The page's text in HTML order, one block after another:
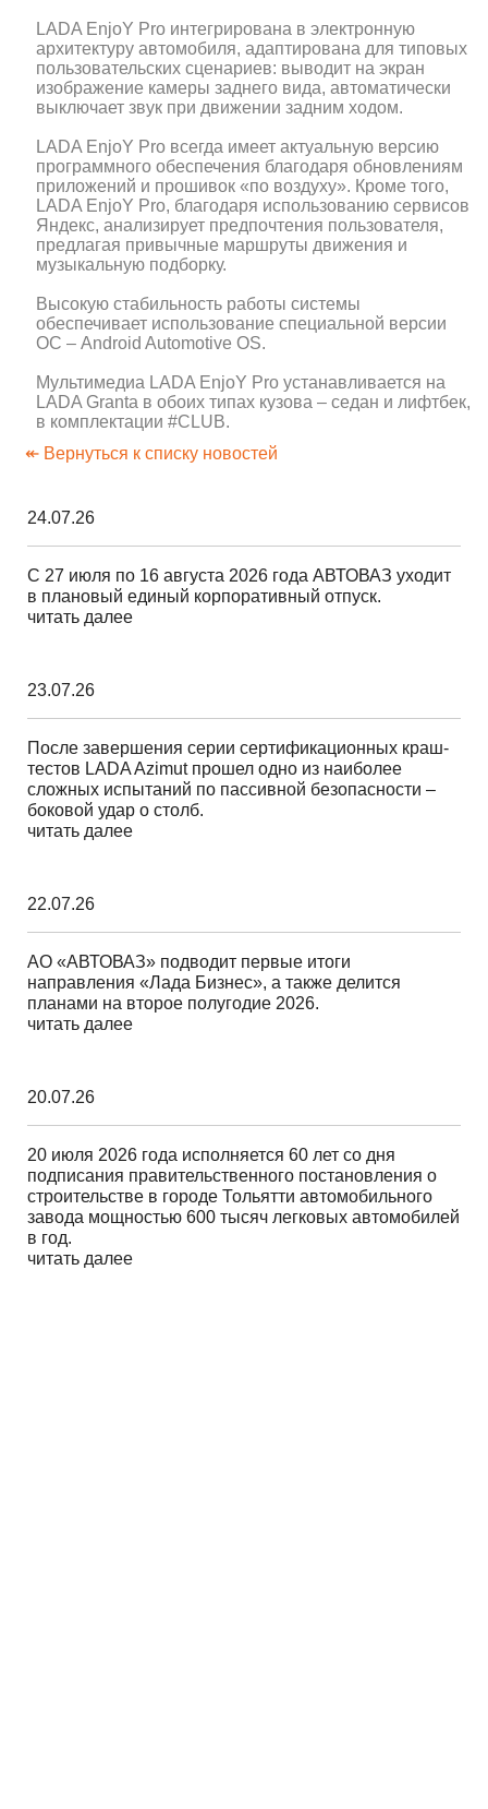
LADA EnjoY Pro интегрирована в электронную
архитектуру автомобиля, адаптирована для типовых
пользовательских сценариев: выводит на экран
изображение камеры заднего вида, автоматически
выключает звук при движении задним ходом.
LADA EnjoY Pro всегда имеет актуальную версию
программного обеспечения благодаря обновлениям
приложений и прошивок «по воздуху». Кроме того,
LADA EnjoY Pro, благодаря использованию сервисов
Яндекс, анализирует предпочтения пользователя,
предлагая привычные маршруты движения и
музыкальную подборку.
Высокую стабильность работы системы
обеспечивает использование специальной версии
ОС – Android Automotive OS.
Мультимедиа LADA EnjoY Pro устанавливается на
LADA Granta в обоих типах кузова – седан и лифтбек,
в комплектации #CLUB.
↞ Вернуться к списку новостей
24.07.26
С 27 июля по 16 августа 2026 года АВТОВАЗ уходит
в плановый единый корпоративный отпуск.
читать далее
23.07.26
После завершения серии сертификационных краш-
тестов LADA Azimut прошел одно из наиболее
сложных испытаний по пассивной безопасности –
боковой удар о столб.
читать далее
22.07.26
АО «АВТОВАЗ» подводит первые итоги
направления «Лада Бизнес», а также делится
планами на второе полугодие 2026.
читать далее
20.07.26
20 июля 2026 года исполняется 60 лет со дня
подписания правительственного постановления о
строительстве в городе Тольятти автомобильного
завода мощностью 600 тысяч легковых автомобилей
в год.
читать далее